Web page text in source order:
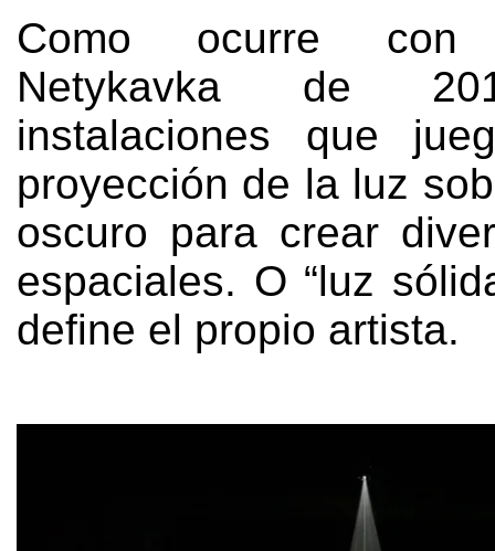
Como ocurre
Netykavka de
instalaciones que
proyección de la luz
oscuro para crear
espaciales. O “luz
define el propio artista.